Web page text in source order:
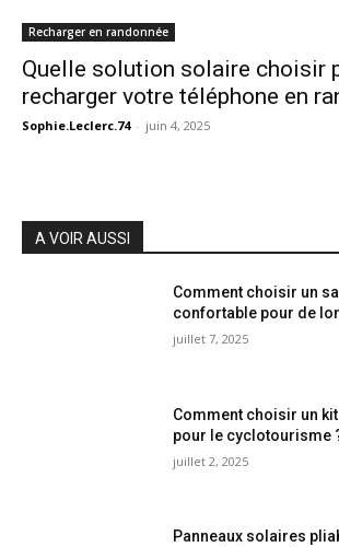
Recharger en randonnée
Quelle solution solaire choisir
recharger votre téléphone en
Sophie.Leclerc.74 - juin 4, 2025
A VOIR AUSSI
Comment choisir un
confortable pour de
juillet 7, 2025
Comment choisir un
pour le cyclotourisme
juillet 2, 2025
Panneaux solaires